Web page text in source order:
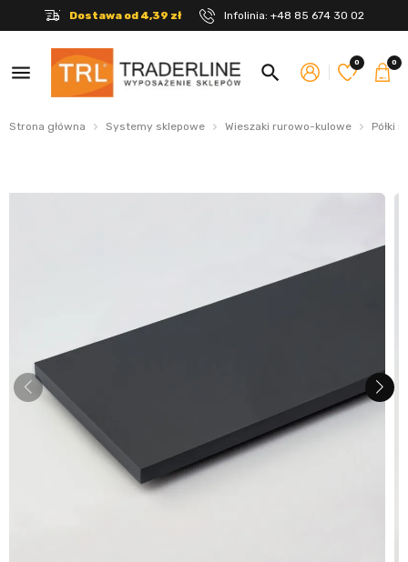
Dostawa od 4,39 zł Infolinia: +48 85 674 30 02
menu search 0 0
Strona główna Systemy sklepowe Wieszaki rurowo-kulowe Półki